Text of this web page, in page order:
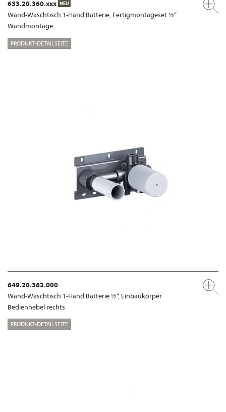
633.20.360.xxx NEU
Wand-Waschtisch 1-Hand Batterie, Fertigmontageset ½“
Wandmontage
PRODUKT-DETAILSEITE
649.20.362.000
Wand-Waschtisch 1-Hand Batterie ½“, Einbaukörper
Bedienhebel rechts
PRODUKT-DETAILSEITE